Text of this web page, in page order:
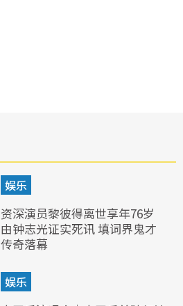
娱乐
资深演员黎彼得离世享年76岁
由钟志光证实死讯 填词界鬼才
传奇落幕
娱乐